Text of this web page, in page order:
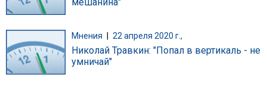
Мнения 22 апреля 2020 г.,
Николай Травкин: "Попал в вертикаль - не
умничай"